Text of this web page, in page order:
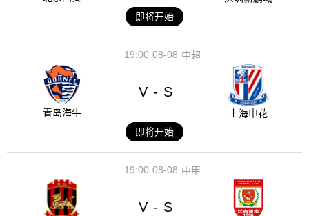
即将开始
08-08
19:00 中超
青岛海牛
V - S
上海申花
即将开始
08-08
19:00 中甲
V - S